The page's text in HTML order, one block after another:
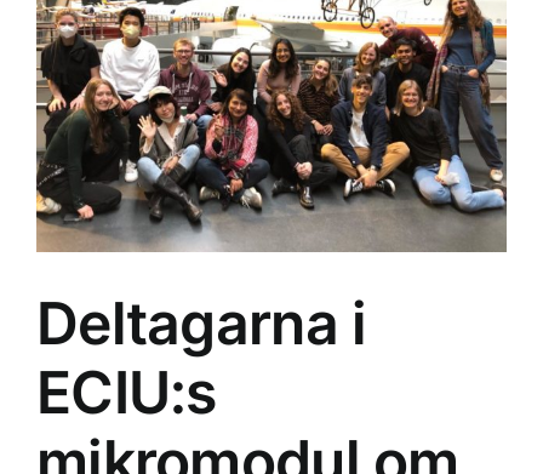
the
2022…
Deltagarna i
ECIU:s